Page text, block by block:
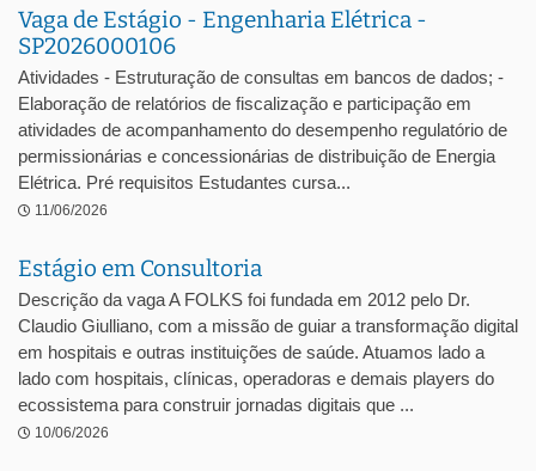
Vaga de Estágio - Engenharia Elétrica -
SP2026000106
Atividades - Estruturação de consultas em bancos de dados; -
Elaboração de relatórios de fiscalização e participação em
atividades de acompanhamento do desempenho regulatório de
permissionárias e concessionárias de distribuição de Energia
Elétrica. Pré requisitos Estudantes cursa...
11/06/2026
Estágio em Consultoria
Descrição da vaga A FOLKS foi fundada em 2012 pelo Dr.
Claudio Giulliano, com a missão de guiar a transformação digital
em hospitais e outras instituições de saúde. Atuamos lado a
lado com hospitais, clínicas, operadoras e demais players do
ecossistema para construir jornadas digitais que ...
10/06/2026